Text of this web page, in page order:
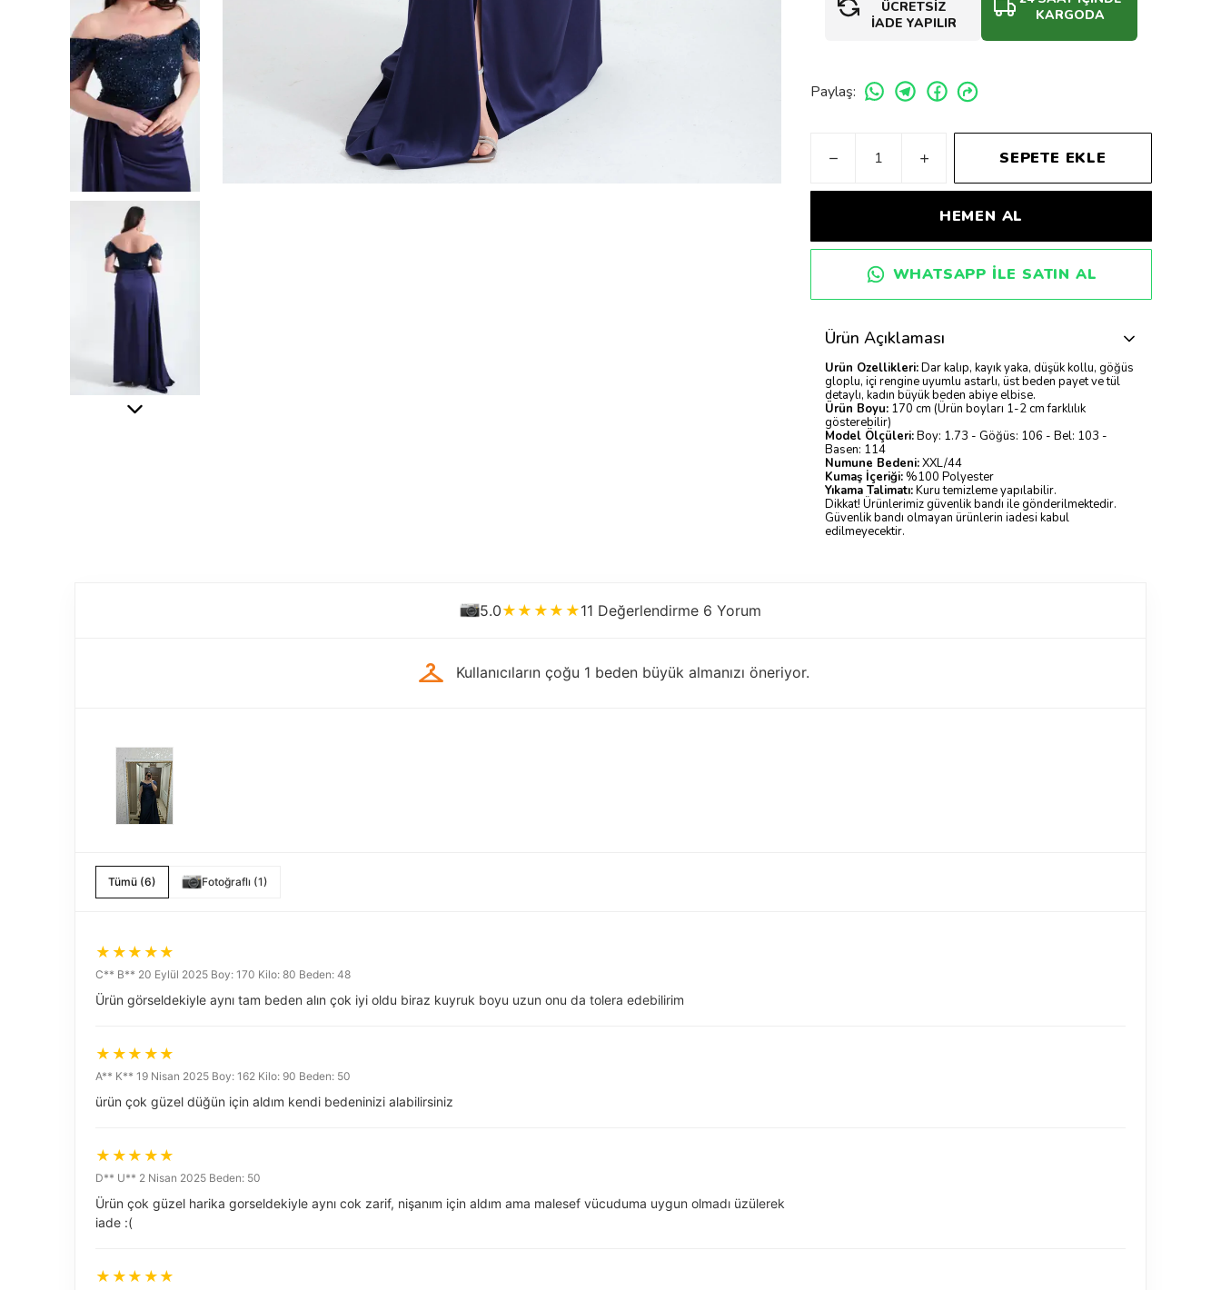
ÜCRETSİZ
İADE YAPILIR
KARGODA
Paylaş:
SEPETE EKLE
HEMEN AL
WHATSAPP ILE SATIN AL
Ürün Açıklaması
Ürün Özellikleri:Dar kalıp, kayık yaka, düşük kollu, göğüs
gloplu, içi rengine uyumlu astarlı, üst beden payet ve tül
detaylı, kadın büyük beden abiye elbise.
Ürün Boyu: 170 cm (Ürün boyları 1-2 cm farklılık
gösterebilir)
Model Ölçüleri:Boy: 1.73 - Göğüs: 106 - Bel: 103 -
Basen: 114
Numune Bedeni:XXL/44
Kumaş İçeriği: %100 Polyester
Yıkama Talimatı:Kuru temizleme yapılabilir.
Dikkat! Ürünlerimiz güvenlik bandı ile gönderilmektedir.
Güvenlik bandı olmayan ürünlerin iadesi kabul
edilmeyecektir.
5.0 11 Değerlendirme 6 Yorum
checkroom Kullanıcıların çoğu 1 beden büyük almanızı öneriyor.
Tümü (6) Fotoğraflı (1)
C** B** 20 Eylül 2025 Boy: 170 Kilo: 80 Beden: 48
Ürün görseldekiyle aynı tam beden alın çok iyi oldu biraz kuyruk boyu uzun onu da tolera edebilirim
A** K** 19 Nisan 2025 Boy: 162 Kilo: 90 Beden: 50
ürün çok güzel düğün için aldım kendi bedeninizi alabilirsiniz
D** U** 2 Nisan 2025 Beden: 50
Ürün çok güzel harika gorseldekiyle aynı cok zarif, nişanım için aldım ama malesef vücuduma uygun olmadı üzülerek
iade :(